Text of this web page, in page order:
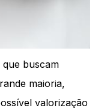
que buscam
maioria,
valorização